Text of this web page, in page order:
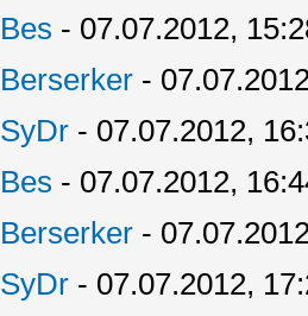
Bes - 07.07.2012,
Berserker -
SyDr - 07.07.2012,
Bes - 07.07.2012,
Berserker -
SyDr - 07.07.2012,